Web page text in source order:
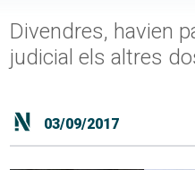
Divendres, havien
judicial els altres
03/09/2017